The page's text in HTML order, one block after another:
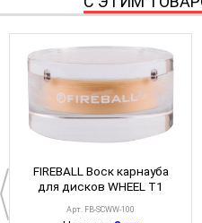
FIREBALL Воск карнауба
для дисков WHEEL T1
Round) Show Car Wax
Арт. FB-SCWW-100